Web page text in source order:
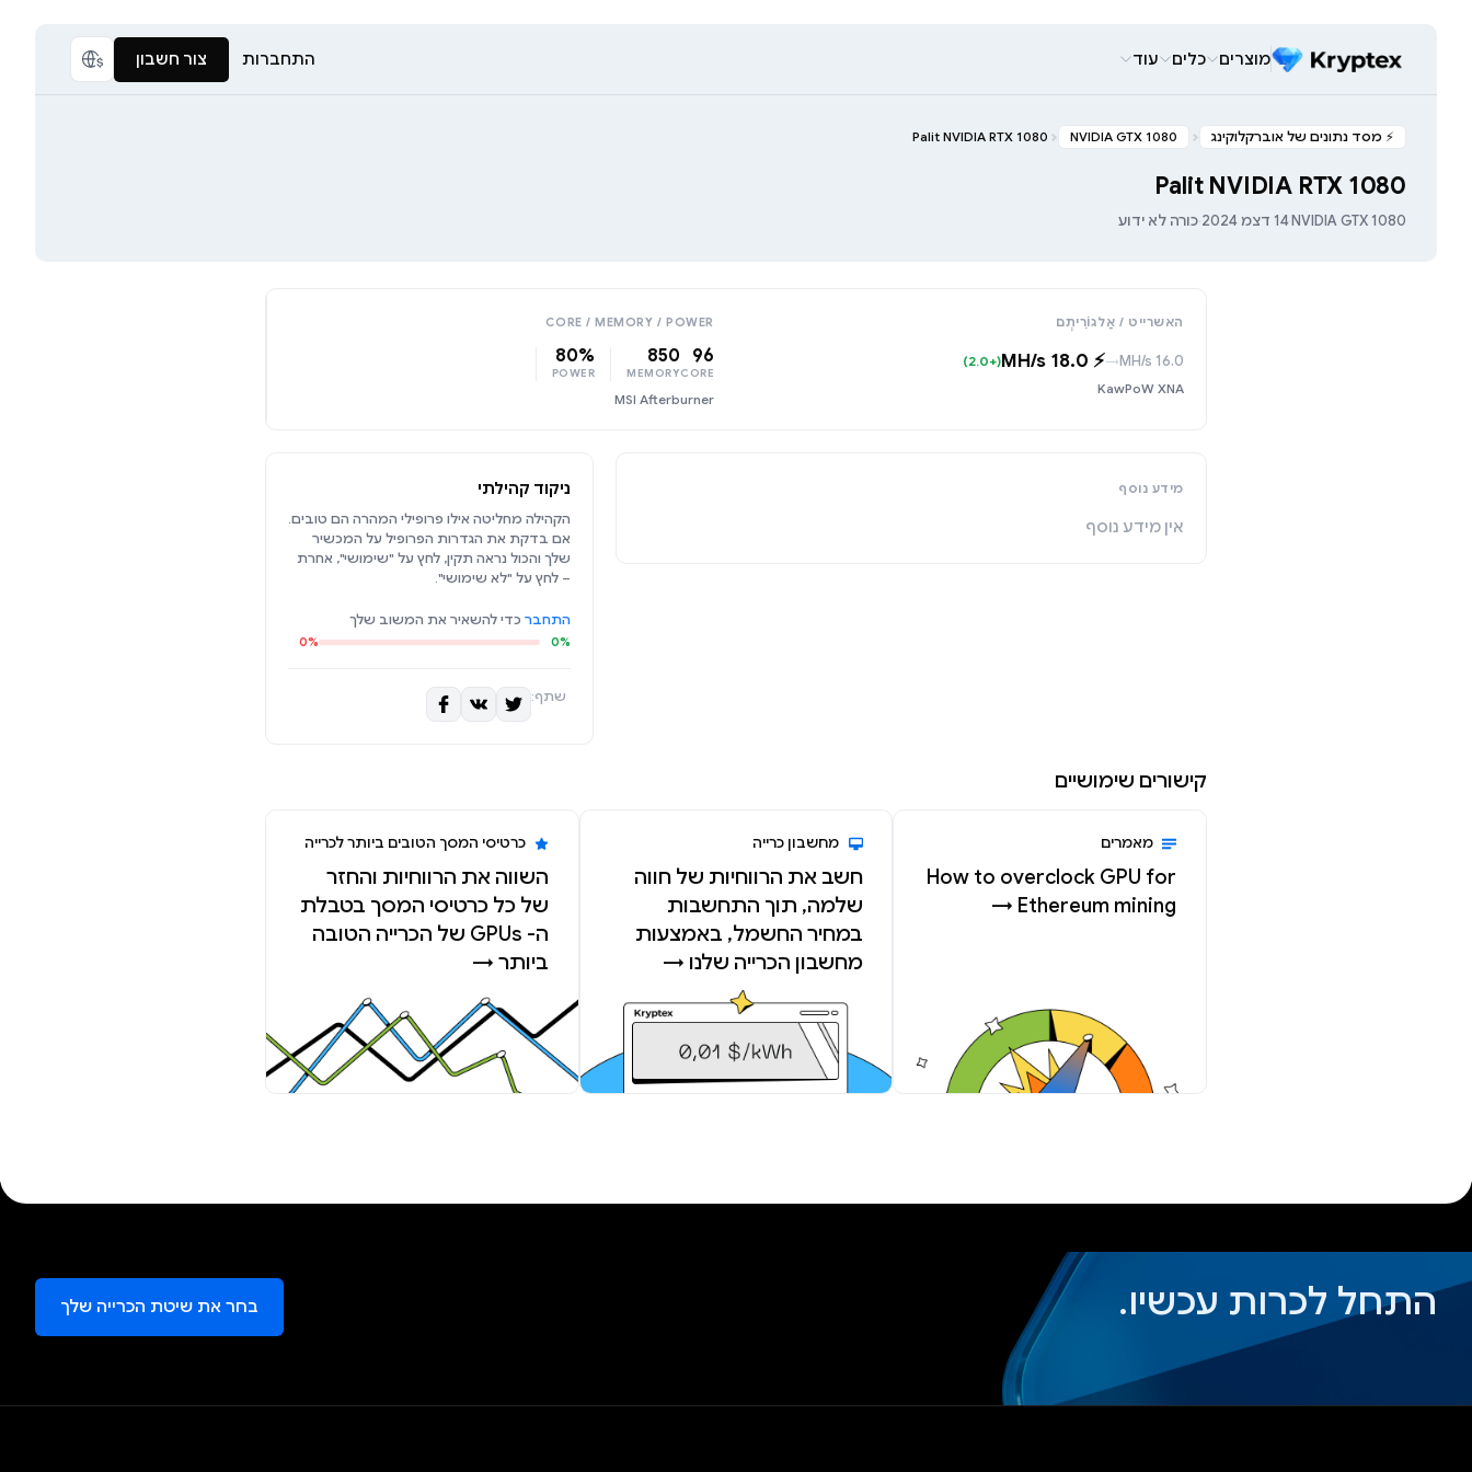
מוצרים כלים עוד התחברות צור חשבון
⚡️ מסד נתונים של אוברקלוקינג NVIDIA GTX 1080
Palit NVIDIA RTX 1080
Palit NVIDIA RTX 1080
NVIDIA GTX 1080
·14 דצמ 2024 ·כורה לא ידוע
האשרייט / אַלגוֹרִיתְם
16.0 MH/s
→
⚡️ 18.0 MH/s
(+2.0)
KawPoW XNA
CORE / MEMORY / POWER
96
CORE
850
MEMORY
80%
POWER
MSI Afterburner
מידע נוסף
אין מידע נוסף
ניקוד קהילתי
הקהילה מחליטה אילו פרופילי המהרה הם טובים.
אם בדקת את הגדרות הפרופיל על המכשיר
שלך והכול נראה תקין, לחץ על "שימושי", אחרת
– לחץ על "לא שימושי".
התחבר כדי להשאיר את המשוב שלך
0%
0%
שתף:
קישורים שימושיים
מאמרים
How to overclock GPU for
Ethereum mining →
מחשבון כרייה
חשב את הרווחיות של חווה
שלמה, תוך התחשבות
במחיר החשמל, באמצעות
מחשבון הכרייה שלנו →
כרטיסי המסך הטובים ביותר לכרייה
השווה את הרווחיות והחזר
של כל כרטיסי המסך בטבלת
ה- GPUs של הכרייה הטובה
ביותר →
התחל לכרות עכשיו. בחר את שיטת הכרייה שלך